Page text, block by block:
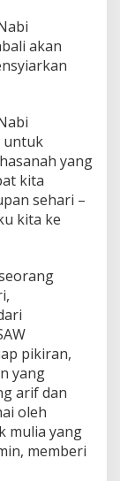
akan
untuk
yang
kita
sehari –
kita ke
pikiran,
yang
arif dan
oleh
mulia yang
memberi